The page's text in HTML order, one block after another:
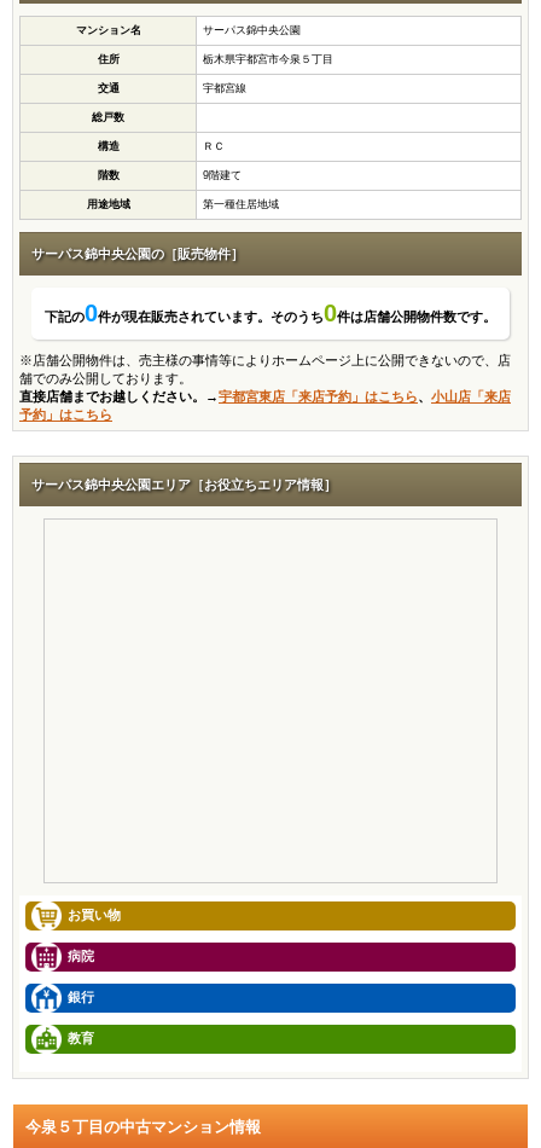
マンション名 サーパス錦中央公園
住所 栃木県宇都宮市今泉５丁目
交通 宇都宮線
総戸数
構造 ＲＣ
階数 9階建て
用途地域 第一種住居地域
サーパス錦中央公園の［販売物件］
下記の0件が現在販売されています。そのうち0件は店舗公開物件数です。
※店舗公開物件は、売主様の事情等によりホームページ上に公開できないので、店
舗でのみ公開しております。
直接店舗までお越しください。→宇都宮東店「来店予約」はこちら、 小山店「来店
予約」はこちら
サーパス錦中央公園エリア［お役立ちエリア情報］
お買い物
病院
銀行
教育
今泉５丁目の中古マンション情報